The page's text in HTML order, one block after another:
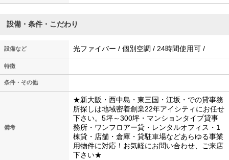
設備・条件・こだわり
設備など 光ファイバー / 個別空調 / 24時間使用可 /
特徴
条件・その他
備考
★新大阪・西中島・東三国・江坂・での貸事務
所探しは地域密着創業22年アイシティにお任せ
下さい。5坪～300坪・マンションタイプ貸事
務所・ワンフロアー貸・レンタルオフィス・1
棟貸・店舗・倉庫・貸駐車場などあらゆる事業
用物件に対応！お気軽にお問い合わせ、ご来店
下さい★